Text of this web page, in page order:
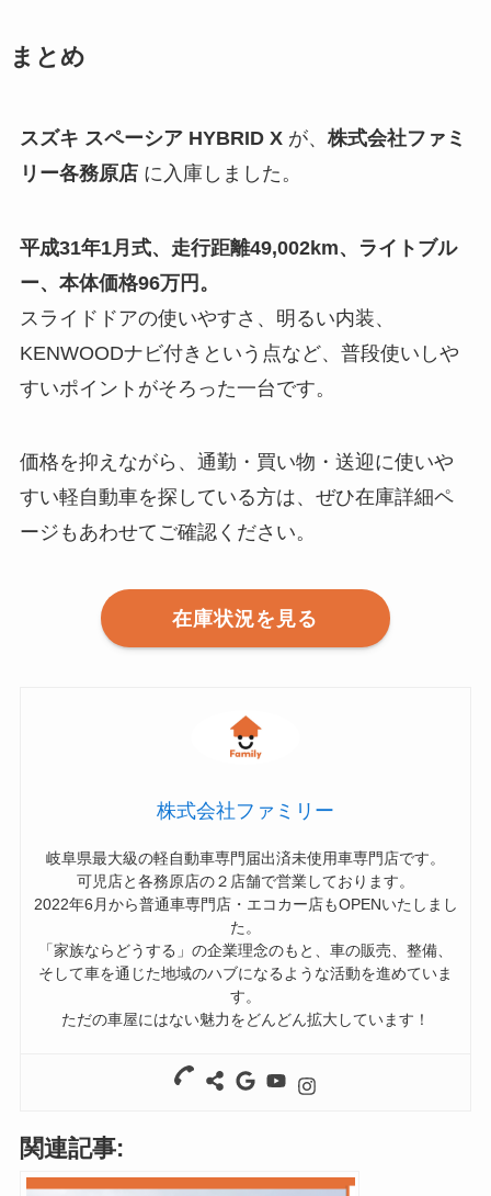
まとめ
スズキ スペーシア HYBRID Xが、 株式会社ファミ
リー各務原店に入庫しました。
平成31年1月式、走行距離49,002km、ライトブル
ー、本体価格96万円。
スライドドアの使いやすさ、明るい内装、
KENWOODナビ付きという点など、普段使いしや
すいポイントがそろった一台です。
価格を抑えながら、通勤・買い物・送迎に使いや
すい軽自動車を探している方は、ぜひ在庫詳細ペ
ージもあわせてご確認ください。
在庫状況を見る
株式会社ファミリー
岐阜県最大級の軽自動車専門届出済未使用車専門店です。
可児店と各務原店の２店舗で営業しております。
2022年6月から普通車専門店・エコカー店もOPENいたしまし
た。
「家族ならどうする」の企業理念のもと、車の販売、整備、
そして車を通じた地域のハブになるような活動を進めていま
す。
ただの車屋にはない魅力をどんどん拡大しています！
関連記事: